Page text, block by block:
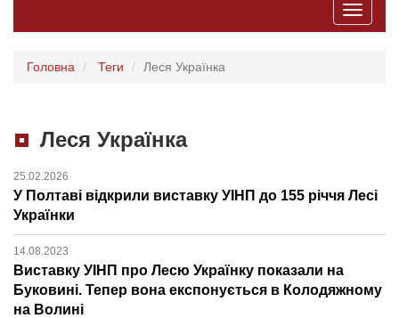
Toggle
Головна Теги Леся Українка
Леся Українка
25.02.2026
У Полтаві відкрили виставку УІНП до 155 річчя Лесі
Українки
14.08.2023
Виставку УІНП про Лесю Українку показали на
Буковині. Тепер вона експонується в Колодяжному
на Волині